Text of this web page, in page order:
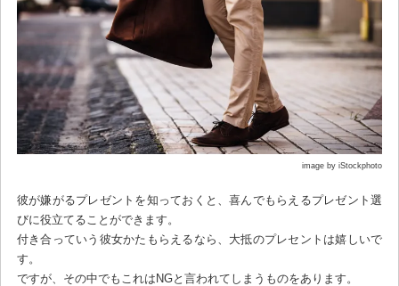
image by iStockphoto
彼が嫌がるプレゼントを知っておくと、喜んでもらえるプレゼント選
びに役立てることができます。
付き合っていう彼女かたもらえるなら、大抵のプレセントは嬉しいで
す。
ですが、その中でもこれはNGと言われてしまうものをあります。